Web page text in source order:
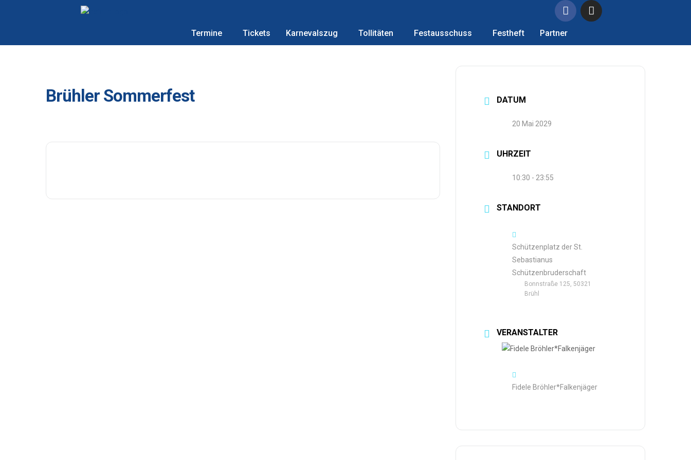
Termine Tickets Karnevalszug Tollitäten Festausschuss Festheft Partner
Brühler Sommerfest DATUM
20 Mai 2029
UHRZEIT
10:30 - 23:55
STANDORT
Schützenplatz der St.
Sebastianus
Schützenbruderschaft
Bonnstraße 125, 50321
Brühl
VERANSTALTER
Fidele Bröhler*Falkenjäger